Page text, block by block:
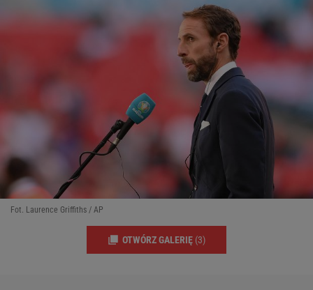
Fot. Laurence Griffiths / AP
OTWÓRZ GALERIĘ (3)